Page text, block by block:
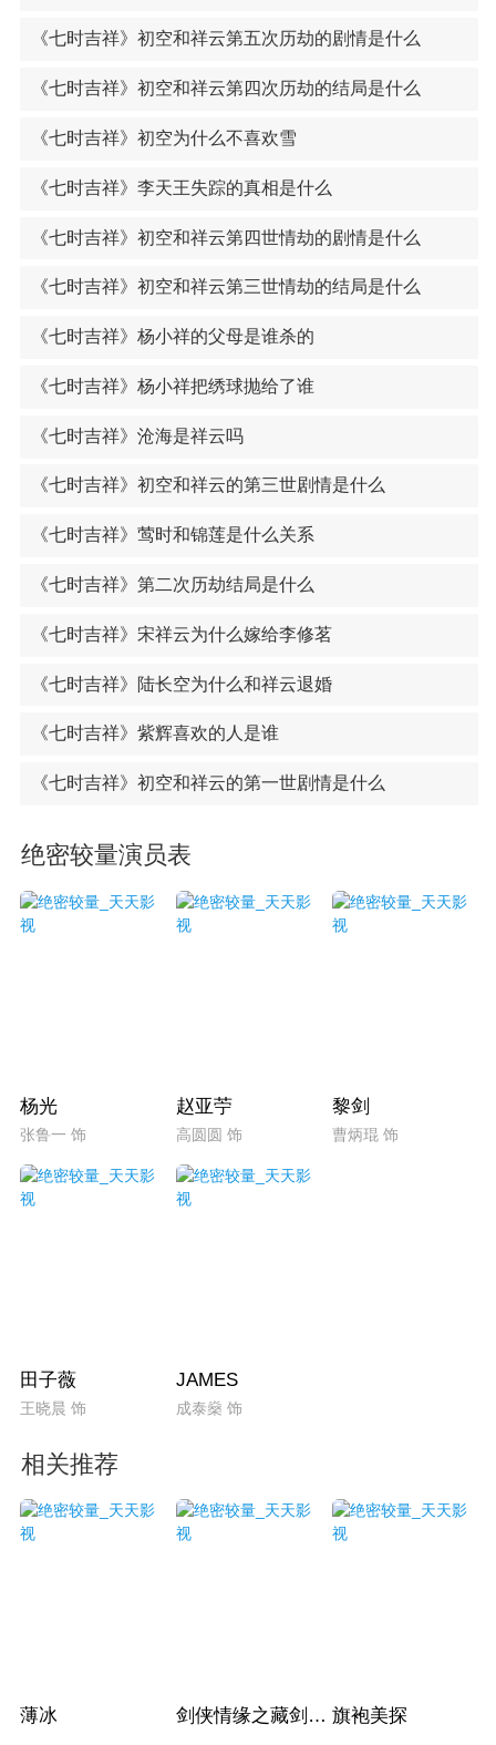
《七时吉祥》初空和祥云第五次历劫的剧情是什么
《七时吉祥》初空和祥云第四次历劫的结局是什么
《七时吉祥》初空为什么不喜欢雪
《七时吉祥》李天王失踪的真相是什么
《七时吉祥》初空和祥云第四世情劫的剧情是什么
《七时吉祥》初空和祥云第三世情劫的结局是什么
《七时吉祥》杨小祥的父母是谁杀的
《七时吉祥》杨小祥把绣球抛给了谁
《七时吉祥》沧海是祥云吗
《七时吉祥》初空和祥云的第三世剧情是什么
《七时吉祥》莺时和锦莲是什么关系
《七时吉祥》第二次历劫结局是什么
《七时吉祥》宋祥云为什么嫁给李修茗
《七时吉祥》陆长空为什么和祥云退婚
《七时吉祥》紫辉喜欢的人是谁
《七时吉祥》初空和祥云的第一世剧情是什么
绝密较量演员表
杨光
张鲁一 饰
赵亚苧
高圆圆 饰
黎剑
曹炳琨 饰
田子薇
王晓晨 饰
JAMES
成泰燊 饰
相关推荐
薄冰 剑侠情缘之藏剑山庄 旗袍美探